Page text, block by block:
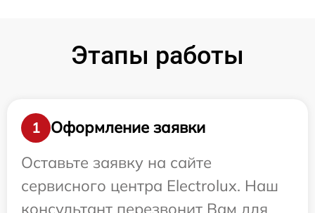
Этапы работы
1
Оформление заявки
Оставьте заявку на сайте
сервисного центра Electrolux. Наш
консультант перезвонит Вам для